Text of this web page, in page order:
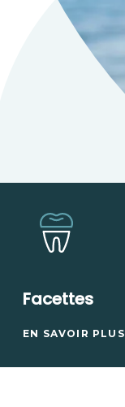
Facettes
EN SAVOIR PLUS